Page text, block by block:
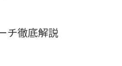
チ徹底解説